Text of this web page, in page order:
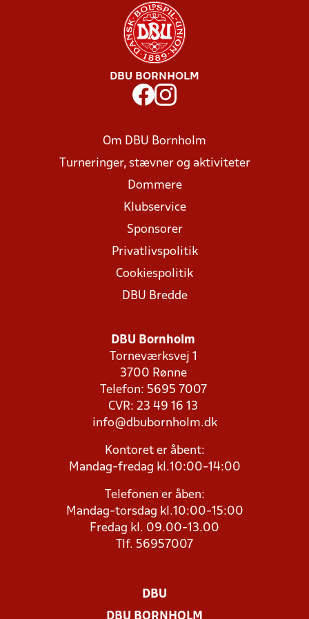
DBU BORNHOLM
Om DBU Bornholm
Turneringer, stævner og aktiviteter
Dommere
Klubservice
Sponsorer
Privatlivspolitik
Cookiespolitik
DBU Bredde
DBU Bornholm
Torneværksvej 1
3700 Rønne
Telefon: 5695 7007
CVR: 23 49 16 13
info@dbubornholm.dk
Kontoret er åbent:
Mandag-fredag kl.10:00-14:00
Telefonen er åben:
Mandag-torsdag kl.10:00-15:00
Fredag kl. 09.00-13.00
Tlf. 56957007
DBU
DBU BORNHOLM